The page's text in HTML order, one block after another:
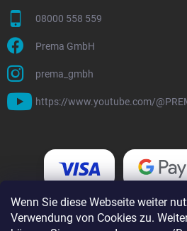
Wenn Sie diese Webseite weiter
Verwendung von Cookies zu.
08000 558 559
Prema GmbH
prema_gmbh
https://www.youtube.com/